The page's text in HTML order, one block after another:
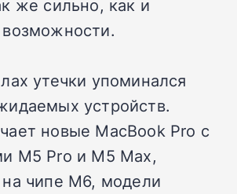
же сильно, как и
утечки упоминался
устройств.
новые MacBook Pro с
M5 Pro и M5 Max,
чипе M6, модели